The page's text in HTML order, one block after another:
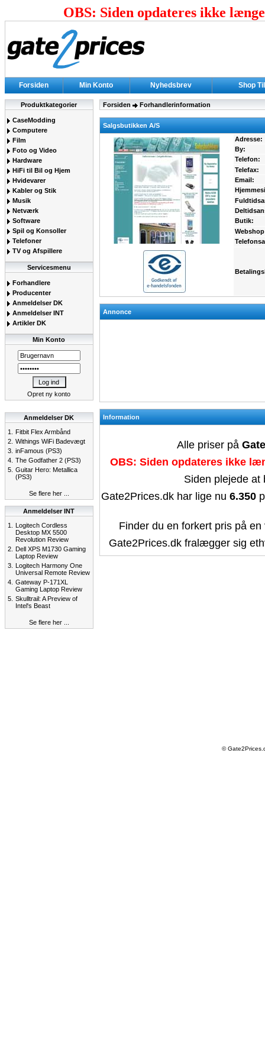
OBS: Siden opdateres ikke
Forsiden Min Konto Nyhedsbrev Shop
Produktkategorier
CaseModding
Computere
Film
Foto og Video
Hardware
HiFi til Bil og Hjem
Hvidevarer
Kabler og Stik
Musik
Netværk
Software
Spil og Konsoller
Telefoner
TV og Afspillere
Servicesmenu
Forhandlere
Producenter
Anmeldelser DK
Anmeldelser INT
Artikler DK
Min Konto
Opret ny konto
Anmeldelser DK
1.
Fitbit Flex Armbånd
2. Withings WiFi Badevægt
3. inFamous (PS3)
4. The Godfather 2 (PS3)
5. Guitar Hero: Metallica
(PS3)
Se flere her ...
Anmeldelser INT
1.
Logitech Cordless
Desktop MX 5500
Revolution Review
2. Dell XPS M1730 Gaming
Laptop Review
3. Logitech Harmony One
Universal Remote Review
4. Gateway P-171XL
Gaming Laptop Review
5. Skulltrail: A Preview of
Intel's Beast
Se flere her ...
Forsiden Forhandlerinformation
Salgsbutikken A/S
Adresse:
By:
Telefon:
Telefax:
Email:
Butik:
Annonce
Information
Alle priser på
OBS: Siden opdateres ikke
Siden plejede
Gate2Prices.dk har lige nu6.350
Finder du en forkert pris på
Gate2Prices.dk fralægger sig
©